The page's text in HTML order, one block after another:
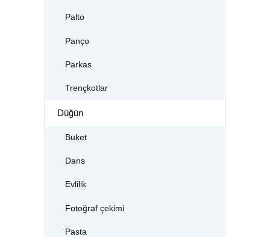
Palto
Panço
Parkas
Trençkotlar
Düğün
Buket
Dans
Evlilik
Fotoğraf çekimi
Pasta